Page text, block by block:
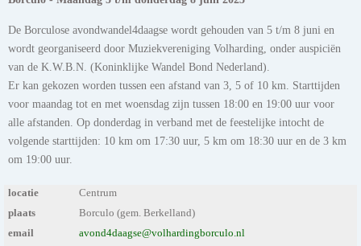
De Borculose avondwandel4daagse wordt gehouden van 5 t/m 8 juni en
wordt georganiseerd door Muziekvereniging Volharding, onder auspiciën
van de K.W.B.N. (Koninklijke Wandel Bond Nederland).
Er kan gekozen worden tussen een afstand van 3, 5 of 10 km. Starttijden
voor maandag tot en met woensdag zijn tussen 18:00 en 19:00 uur voor
alle afstanden. Op donderdag in verband met de feestelijke intocht de
volgende starttijden: 10 km om 17:30 uur, 5 km om 18:30 uur en de 3 km
om 19:00 uur.
locatie
Centrum
plaats
Borculo (gem. Berkelland)
email
avond4daagse@volhardingborculo.nl